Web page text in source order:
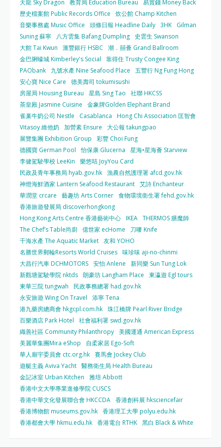
天龍 Sky Dragon
教育局 Education Bureau
易賞錢 Money Back
歷史檔案館 Public Records Office
炊公館 Champ Kitchen
音樂事務處 Music Office
頭條日報 Headline Daily 3HK
Gilman
Suning 蘇寧
八方雲集 Bafang Dumpling
史雲生 Swanson
大館 Tai Kwun
滙豐銀行 HSBC
潮．囍薈 Grand Ballroom
金巴脷蠔城 Kimberley's Social
靠得住 Trusty Congee King
PAObank
九號水產 Nine Seafood Place
五豐行 Ng Fung Hong
安心寶 Nice Care
德美壽司 tokumisushi
房屋局 Housing Bureau
星島 Sing Tao
社聯 HKCSS
茶皇殿 Jasmine Cuisine
金象牌Golden Elephant Brand
雀巢牛奶公司 Nestle
Casablanca
Hong Chi Association 匡智會
Vitasoy 維他奶
加營素 Ensure
大公報 takungpao
展覽集團 Exhibition Group
彩豐 Choi Fung
德國寶 German Pool
怡保康 Glucerna
星海•星海薈 Starview
李健駕駛學校 LeeKin
樂悠咭 JoyYou Card
民政及青年事務局 hyab.gov.hk 漁農自然護理署 afcd.gov.hk
神燈海鮮酒家 Lantern Seafood Restaurant 艾詩 Enchanteur
華潤堂 crcare
藝趣坊 Arts Corner 食物環境衛生署 fehd.gov.hk
香港旅遊發展局 discoverhongkong
Hong Kong Arts Centre 香港藝術中心 IKEA THERMOS 膳魔師
The Chef’s Table尚廚 億世家 ecHome
刀嘜 Knife
千海水產 The Aquatic Market 友和 YOHO
名勝世界郵輪Resorts World Cruises 味珍味 aji-no-chinmi
大昌行汽車 DCHMOTORS 安怡 Anlene
新同樂 Sun Tung Lok
新觀塘駕駛學院 nktds 朗豪坊 Langham Place
東瀛遊 Egl tours
東華三院 tungwah
民政事務總署 had.gov.hk
永安旅遊 Wing On Travel
添寧 Tena
港九藥房總商會 hkgcpl.com.hk 珠江橋牌 Pearl River Bridge
百樂酒店 Park Hotel
社會福利署 swd.gov.hk
織善社區 Community Philanthropy 美國運通 American Express
美麗華集團Mira eShop
自柔家居 Ego-Soft
華人廟宇委員會 ctc.org.hk 賽馬會 Jockey Club
遊艇主義 Aviva Yacht 醫務衛生局 Health Bureau
金記冰室 Urban Kitchen
雅培 Abbott
香港中文大學專業進修學院 CUSCS
香港中華文化發展聯合會 HKCCDA 香港創科展 hksciencefair
香港博物館 museums.gov.hk 香港理工大學 polyu.edu.hk
香港都會大學 hkmu.edu.hk 香港電台 RTHK 黑白 Black & White